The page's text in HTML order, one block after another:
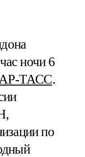
ночи 6
ТАСС.
по